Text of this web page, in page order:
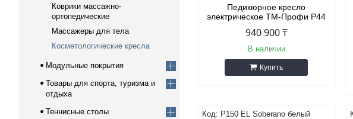
Педикюрное кресло
электрическое ТМ-Профи Р44
940 900 ₸
В наличии
Купить
P150 EL Soberano белый
Коврики массажно-
ортопедические
Массажеры для тела
Косметологические кресла
Модульные покрытия
Товары для спорта, туризма и
отдыха
Теннисные столы